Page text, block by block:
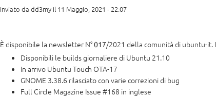
Inviato da dd3my il 11 Maggio, 2021 - 22:07
È disponibile la newsletter N°017/2021 della comunità di ubuntu-it.
Disponibili le builds giornaliere di Ubuntu 21.10
In arrivo Ubuntu Touch OTA-17
GNOME 3.38.6 rilasciato con varie correzioni di bug
Full Circle Magazine Issue #168 in inglese